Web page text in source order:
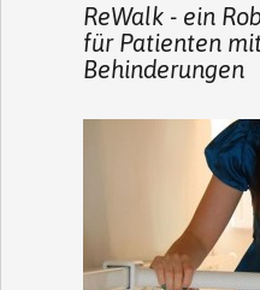
ReWalk - ein
für Patienten
Behinderungen